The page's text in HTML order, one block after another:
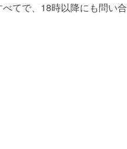
てで、18時以降にも問い合